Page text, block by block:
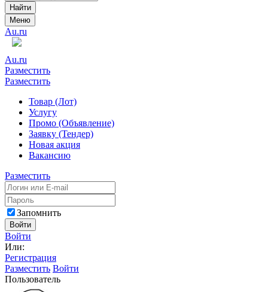
Найти
Меню
Au.ru
Au.ru
Разместить
Разместить
Товар (Лот)
Услугу
Промо (Объявление)
Заявку (Тендер)
Новая акция
Вакансию
Разместить
Запомнить
Войти
Войти
Или:
Регистрация
Разместить Войти
Пользователь